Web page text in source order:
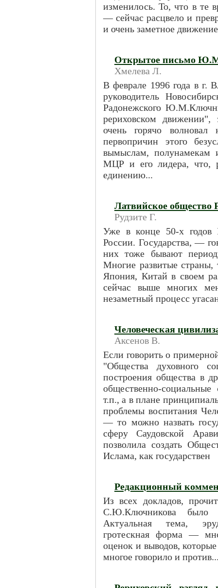
изменилось. То, что в те
— сейчас расцвело и
и очень заметное
Открытое письмо
Хмелева Л.
В феврале 1996 года в г.
руководитель
Радонежского
рериховском движении",
очень горячо
первопричин этого
вымыслам, полунамекам
МЦР и его лидера, что,
единению...
Латвийское общество
Рудзите Г.
Уже в конце 50-х годов
России. Государства, —
них тоже бывают
Многие развитые
Япония, Китай в своем
сейчас выше многих
незаметный процесс
Человеческая
Аксенов В.
Если говорить о
"Общества духовного
построения общества в
общественно-
т.п., а в плане
проблемы воспитания
— то можно назвать
сферу Саудовской
позволила создать
Ислама, как государствен
Редакционный
Из всех докладов,
С.Ю.Ключникова было
Актуальная тема,
гротескная форма —
оценок и выводов,
многое говорило и